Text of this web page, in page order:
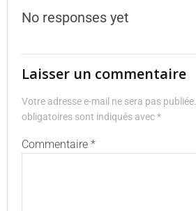
No responses yet
Laisser un commentaire
Votre adresse e-mail ne sera pas publiée.
obligatoires sont indiqués avec*
Commentaire *